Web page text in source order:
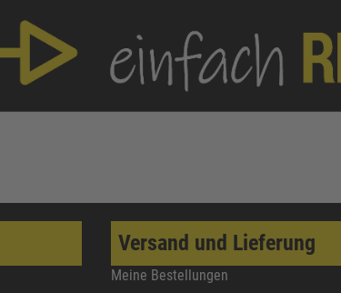
Versand und Lieferung
Meine Bestellungen